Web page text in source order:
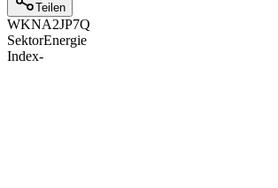
Teilen
WKNA2JP7Q
SektorEnergie
Index-